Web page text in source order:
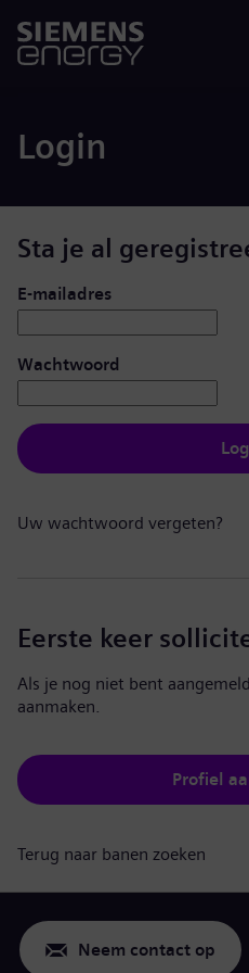
Login
Sta je al
Inloggen: gebruiker en
E-mailadres
Wachtwoord
Uw wachtwoord vergeten?
Eerste keer
Als je nog niet bent
aanmaken.
Profiel
Terug naar banen zoeken
Neem contact op